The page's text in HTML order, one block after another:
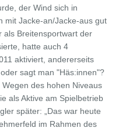
der Wind sich in
mit Jacke-an/Jacke-aus gut
als Breitensportwart der
hatte auch 4
aktiviert, andererseits
sagt man "Häs:innen"?
des hohen Niveaus
als Aktive am Spielbetrieb
später: „Das war heute
im Rahmen des